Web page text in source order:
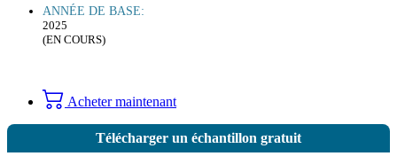
ANNÉE DE BASE:
2025
(EN COURS)
Acheter maintenant
Télécharger un échantillon gratuit